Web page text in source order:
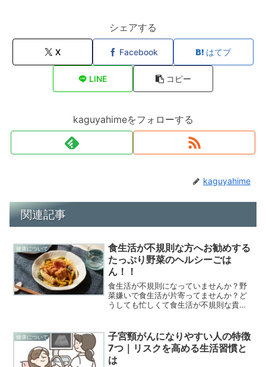
シェアする
X Facebook はてブ
LINE コピー
kaguyahimeをフォローする
kaguyahime
関連記事
健康について
食生活が不規則な方へお勧めする
たっぷり野菜のヘルシーごは
ん！！
食生活が不規則になっていませんか？野
菜嫌いで食生活が片寄ってませんか？ど
うしても忙しくて食生活が不規則な貴方
中でも、あなたのカラダとココロを大切
にしてほしいから...
健康について
子宮頸がんになりやすい人の特徴
7つ｜リスクを高める生活習慣と
は